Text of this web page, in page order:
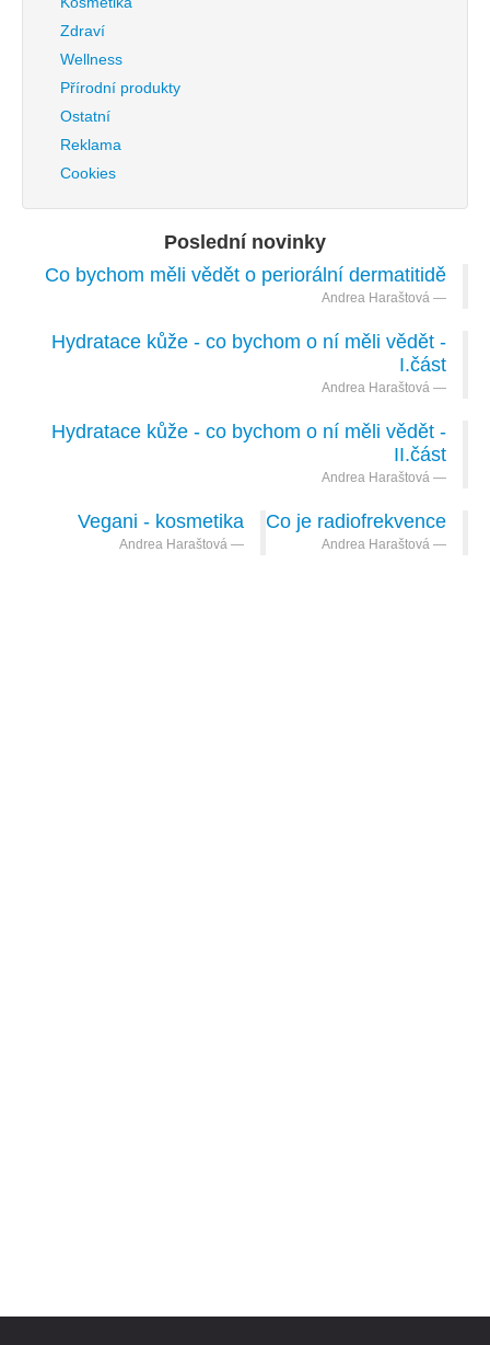
Zdraví
Wellness
Přírodní produkty
Ostatní
Reklama
Cookies
Poslední novinky
Co bychom měli vědět o periorální dermatitidě
Andrea Haraštová
Hydratace kůže - co bychom o ní měli vědět -
I.část
Andrea Haraštová
Hydratace kůže - co bychom o ní měli vědět -
II.část
Andrea Haraštová
Co je radiofrekvence
Andrea Haraštová
Vegani - kosmetika
Andrea Haraštová